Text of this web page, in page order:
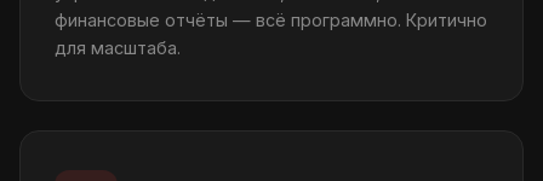
финансовые отчёты — всё программно. Критично
для масштаба.